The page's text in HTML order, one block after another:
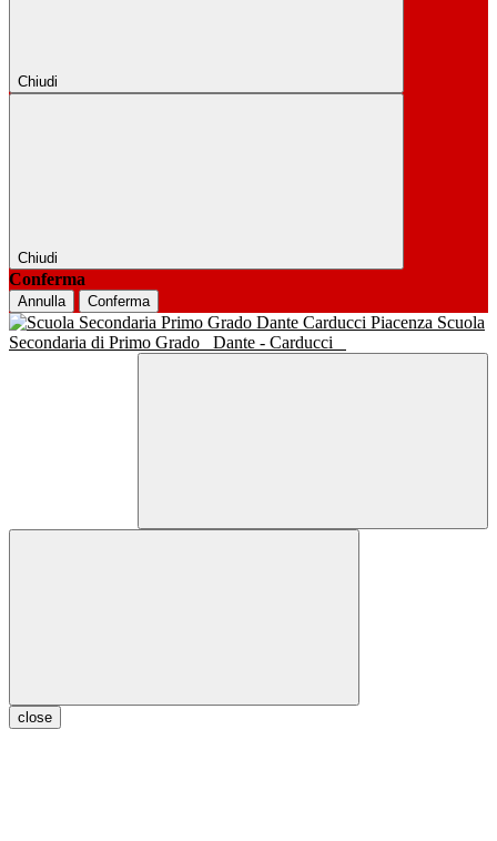
Chiudi
Chiudi
Conferma
Annulla Conferma
Scuola
Secondaria di Primo Grado
Dante - Carducci
close